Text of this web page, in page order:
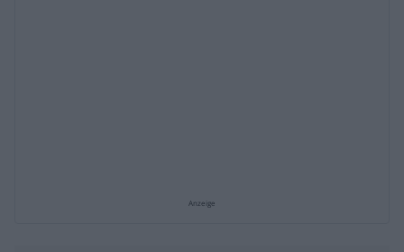
Anzeige